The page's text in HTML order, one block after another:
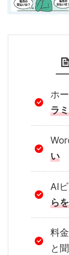
ホ
ラ
い
AI
ら
料
と